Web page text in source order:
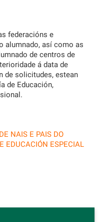
federacións e
alumnado, así como as
de centros de
á data de
de solicitudes, estean
de Educación,
NAIS E PAIS DO
EDUCACIÓN ESPECIAL